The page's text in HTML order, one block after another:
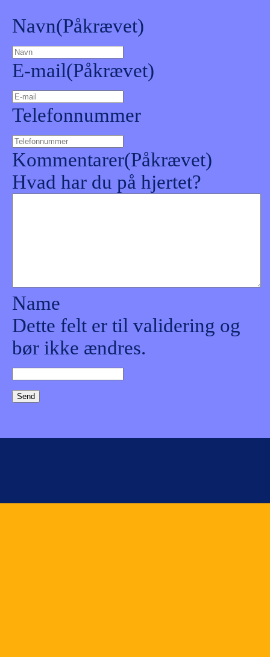
Navn(Påkrævet)
E-mail(Påkrævet)
Telefonnummer
Kommentarer(Påkrævet)
Hvad har du på hjertet?
Name
Dette felt er til validering og
bør ikke ændres.